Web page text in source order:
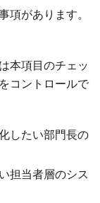
があります。
本項目のチェッ
コントロールで
したい部門長の
担当者層のシス